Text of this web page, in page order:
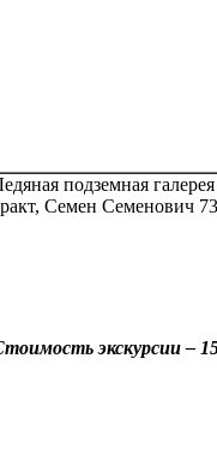
подземная
Семен Семенович
экскурсии –